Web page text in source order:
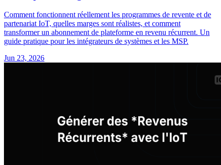
Comment fonctionnent réellement les programmes de revente et de
partenariat IoT, quelles marges sont réalistes, et comment
transformer un abonnement de plateforme en revenu récurrent. Un
guide pratique pour les intégrateurs de systèmes et les MSP.
Jun 23, 2026